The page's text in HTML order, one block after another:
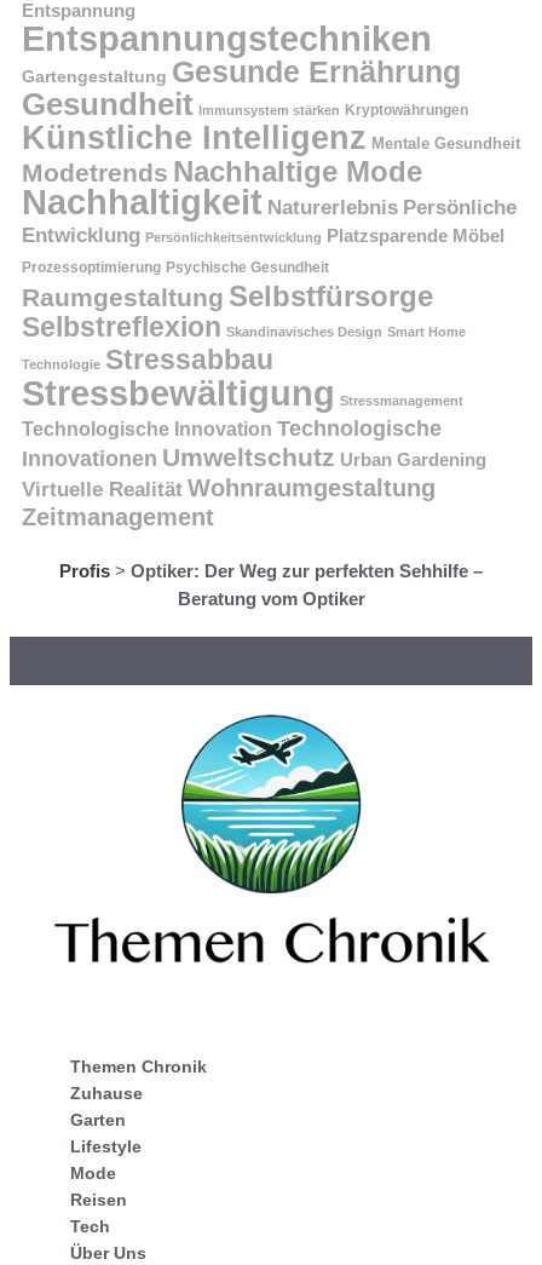
Entspannung
Entspannungstechniken
Gartengestaltung Gesunde Ernährung
Gesundheit Immunsystem stärken Kryptowährungen
Künstliche Intelligenz Mentale Gesundheit
Modetrends Nachhaltige Mode
Nachhaltigkeit Naturerlebnis Persönliche
Entwicklung Persönlichkeitsentwicklung Platzsparende Möbel
Prozessoptimierung Psychische Gesundheit
Raumgestaltung Selbstfürsorge
Selbstreflexion Skandinavisches Design Smart Home
Technologie Stressabbau
Stressbewältigung Stressmanagement
Technologische Innovation Technologische
Innovationen Umweltschutz Urban Gardening
Virtuelle Realität Wohnraumgestaltung
Zeitmanagement
Profis > Optiker: Der Weg zur perfekten Sehhilfe –
Beratung vom Optiker
Themen Chronik
Zuhause
Garten
Lifestyle
Mode
Reisen
Tech
Über Uns